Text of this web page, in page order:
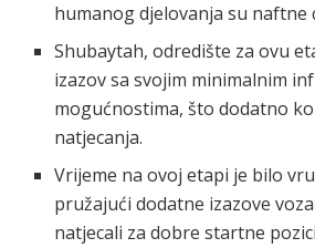
humanog djelovanja su naftne
Shubaytah, odredište za ovu
izazov sa svojim minimalnim
mogućnostima, što dodatno
natjecanja.
Vrijeme na ovoj etapi je bilo
pružajući dodatne izazove
natjecali za dobre startne